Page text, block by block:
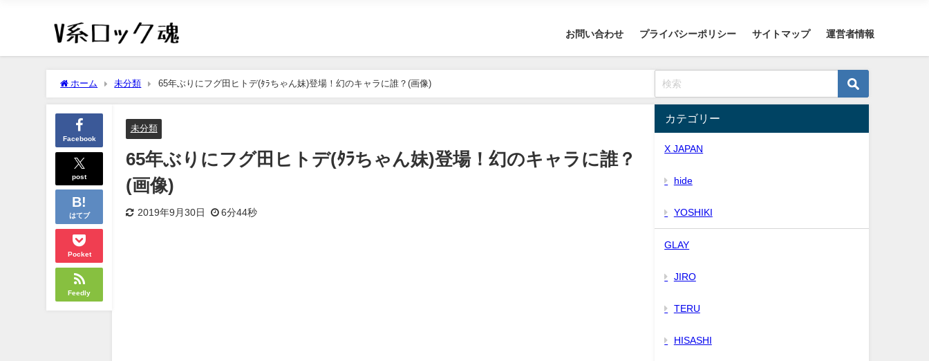
お問い合わせ プライバシーポリシー サイトマップ 運営者情報
ホーム 未分類 65年ぶりにフグ田ヒトデ(ﾀﾗちゃん妹)登場！幻のキャラに誰？(画像)
Facebook
post
はてブ
Pocket
Feedly
未分類
65年ぶりにフグ田ヒトデ(ﾀﾗちゃん妹)登場！幻のキャラに誰？
(画像)
2019年9月30日 6分44秒
カテゴリー
X JAPAN
hide
YOSHIKI
GLAY
JIRO
TERU
HISASHI